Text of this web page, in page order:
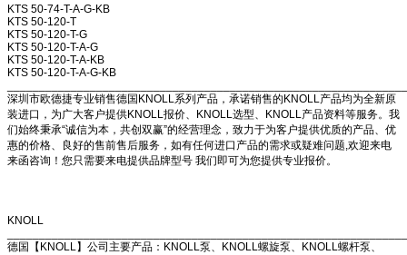
KTS 50-74-T-A-G-KB
KTS 50-120-T
KTS 50-120-T-G
KTS 50-120-T-A-G
KTS 50-120-T-A-KB
KTS 50-120-T-A-G-KB
深圳市欧德捷专业销售德国KNOLL系列产品，承诺销售的KNOLL产品均为全新原
装进口，为广大客户提供KNOLL报价、KNOLL选型、KNOLL产品资料等服务。我
们始终秉承“诚信为本，共创双赢”的经营理念，致力于为客户提供优质的产品、优
惠的价格、良好的售前售后服务，如有任何进口产品的需求或疑难问题,欢迎来电
来函咨询！您只需要来电提供品牌型号 我们即可为您提供专业报价。
KNOLL
德国【KNOLL】公司主要产品：KNOLL泵、KNOLL螺旋泵、KNOLL螺杆泵、